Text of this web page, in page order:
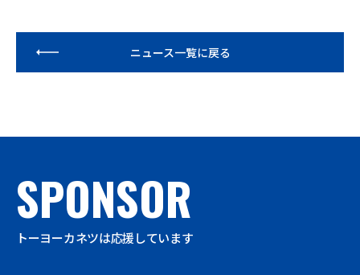
ニュース一覧に戻る
SPONSOR
トーヨーカネツは応援しています